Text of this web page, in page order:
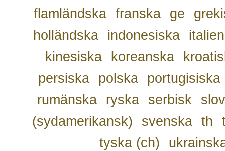
flamländska franska ge
holländska
indonesiska
kinesiska
koreanska
persiska
polska
portugisiska
rumänska
ryska serbisk
(sydamerikansk)
svenska th
tyska (ch)